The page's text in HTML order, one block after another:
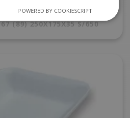
(89) 250X175X35 S/650
POWERED BY COOKIESCRIPT